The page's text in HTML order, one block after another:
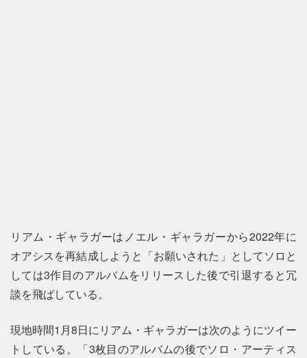
リアム・ギャラガーはノエル・ギャラガーから2022年に
オアシスを再結成しようと「お願いされた」としてソロと
しては3作目のアルバムをリリースした後で引退すると冗
談を飛ばしている。
現地時間1月8日にリアム・ギャラガーは次のようにツイー
トしている。「3枚目のアルバムの後でソロ・アーティス